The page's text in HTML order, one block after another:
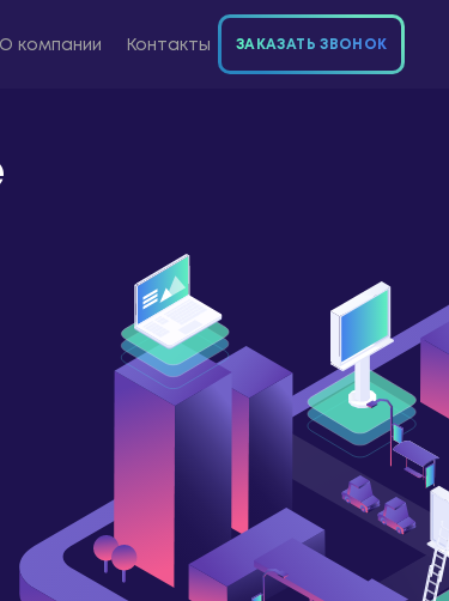
800 300-72-04
Звонок бесплатный
О компании Контакты ЗАКАЗАТЬ ЗВОНОК